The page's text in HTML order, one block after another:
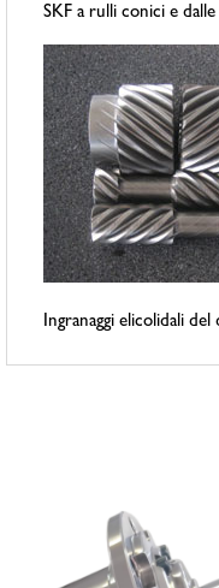
SKF a rulli conici e
Ingranaggi elicolidali del